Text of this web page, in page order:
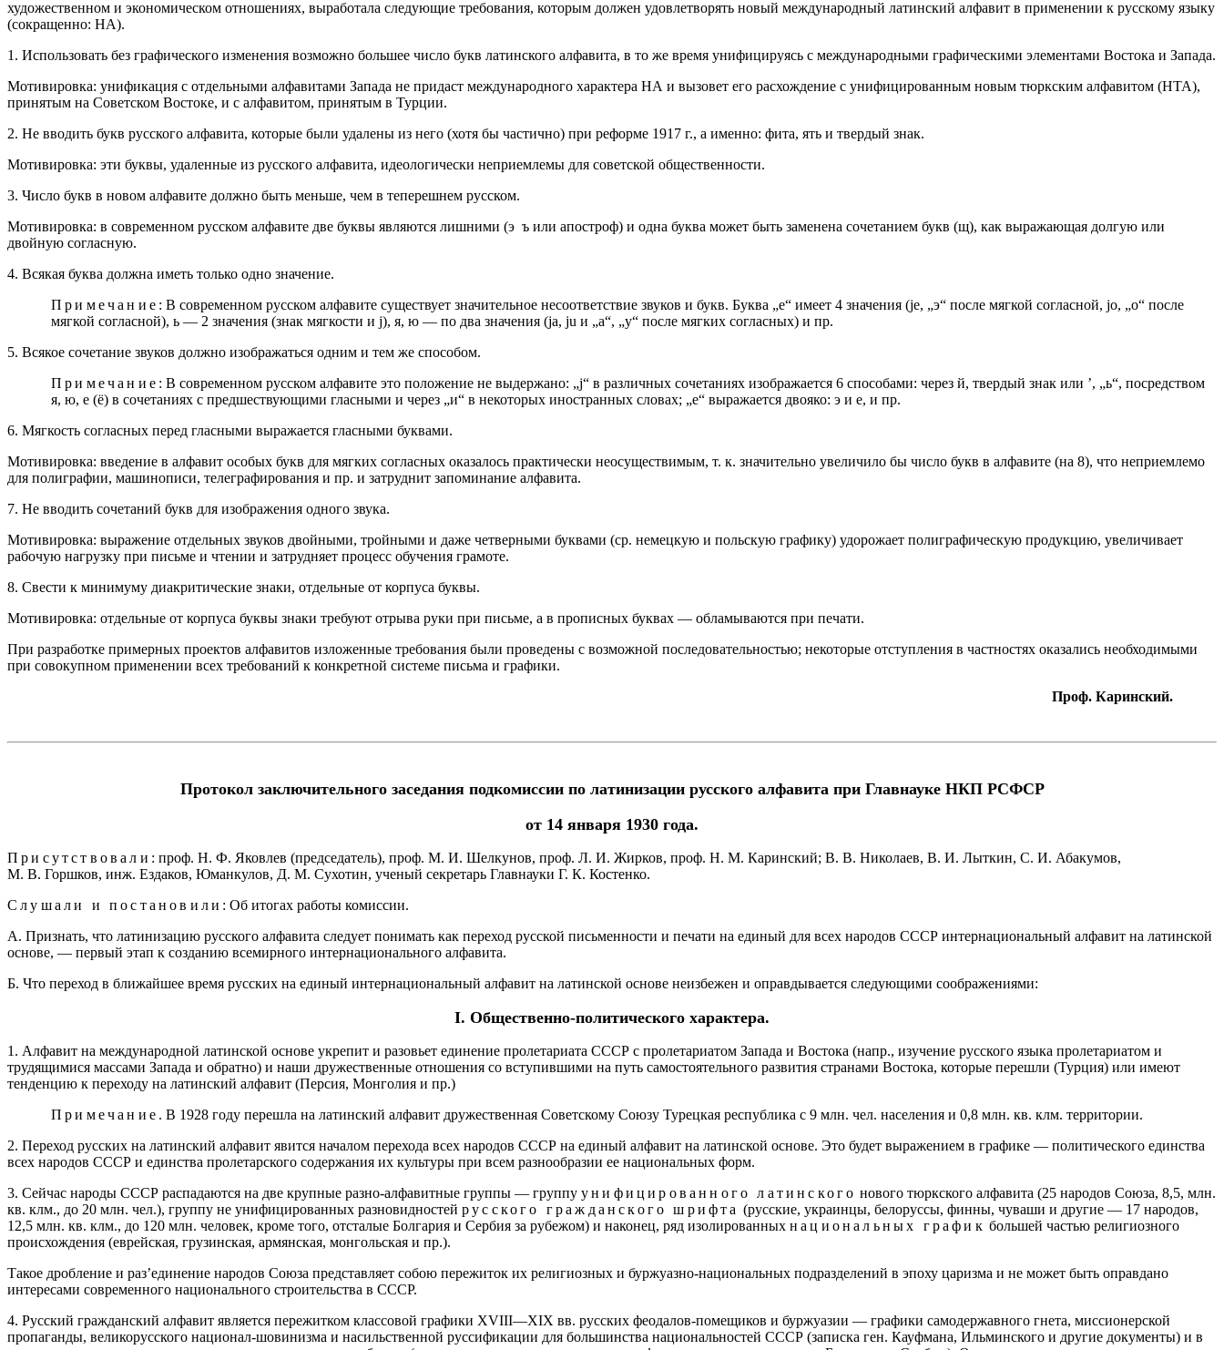
художественном и экономическом отношениях, выработала следующие требования, которым должен удовлетворять новый международный латинский алфавит в применении к русскому языку
(сокращенно: НА).
1. Использовать без графического изменения возможно большее число букв латинского алфавита, в то же время унифицируясь с международными графическими элементами Востока и Запада.
Мотивировка: унификация с отдельными алфавитами Запада не придаст международного характера НА и вызовет его расхождение с унифицированным новым тюркским алфавитом (НТА),
принятым на Советском Востоке, и с алфавитом, принятым в Турции.
2. Не вводить букв русского алфавита, которые были удалены из него (хотя бы частично) при реформе 1917 г., а именно: фита, ять и твердый знак.
Мотивировка: эти буквы, удаленные из русского алфавита, идеологически неприемлемы для советской общественности.
3. Число букв в новом алфавите должно быть меньше, чем в теперешнем русском.
Мотивировка: в современном русском алфавите две буквы являются лишними (э ъ или апостроф) и одна буква может быть заменена сочетанием букв (щ), как выражающая долгую или
двойную согласную.
4. Всякая буква должна иметь только одно значение.
Примечание : В современном русском алфавите существует значительное несоответствие звуков и букв. Буква „е“ имеет 4 значения (jе, „э“ после мягкой согласной, jo, „о“ после
мягкой согласной), ь — 2 значения (знак мягкости и j), я, ю — по два значения (ja, ju и „а“, „у“ после мягких согласных) и пр.
5. Всякое сочетание звуков должно изображаться одним и тем же способом.
Примечание : В современном русском алфавите это положение не выдержано: „j“ в различных сочетаниях изображается 6 способами: через й, твердый знак или ’, „ь“, посредством
я, ю, е (ё) в сочетаниях с предшествующими гласными и через „и“ в некоторых иностранных словах; „е“ выражается двояко: э и е, и пр.
6. Мягкость согласных перед гласными выражается гласными буквами.
Мотивировка: введение в алфавит особых букв для мягких согласных оказалось практически неосуществимым, т. к. значительно увеличило бы число букв в алфавите (на 8), что неприемлемо
для полиграфии, машинописи, телеграфирования и пр. и затруднит запоминание алфавита.
7. Не вводить сочетаний букв для изображения одного звука.
Мотивировка: выражение отдельных звуков двойными, тройными и даже четверными буквами (ср. немецкую и польскую графику) удорожает полиграфическую продукцию, увеличивает
рабочую нагрузку при письме и чтении и затрудняет процесс обучения грамоте.
8. Свести к минимуму диакритические знаки, отдельные от корпуса буквы.
Мотивировка: отдельные от корпуса буквы знаки требуют отрыва руки при письме, а в прописных буквах — обламываются при печати.
При разработке примерных проектов алфавитов изложенные требования были проведены с возможной последовательностью; некоторые отступления в частностях оказались необходимыми
при совокупном применении всех требований к конкретной системе письма и графики.
Проф. Каринский.
Протокол заключительного заседания подкомиссии по латинизации русского алфавита при Главнауке НКП РСФСР
от 14 января 1930 года.
Присутствовали : проф. Н. Ф. Яковлев (председатель), проф. М. И. Шелкунов, проф. Л. И. Жирков, проф. Н. М. Каринский; В. В. Николаев, В. И. Лыткин, С. И. Абакумов,
М. В. Горшков, инж. Ездаков, Юманкулов, Д. М. Сухотин, ученый секретарь Главнауки Г. К. Костенко.
Слушали и постановили : Об итогах работы комиссии.
А. Признать, что латинизацию русского алфавита следует понимать как переход русской письменности и печати на единый для всех народов СССР интернациональный алфавит на латинской
основе, — первый этап к созданию всемирного интернационального алфавита.
Б. Что переход в ближайшее время русских на единый интернациональный алфавит на латинской основе неизбежен и оправдывается следующими соображениями:
I. Общественно-политического характера.
1. Алфавит на международной латинской основе укрепит и разовьет единение пролетариата СССР с пролетариатом Запада и Востока (напр., изучение русского языка пролетариатом и
трудящимися массами Запада и обратно) и наши дружественные отношения со вступившими на путь самостоятельного развития странами Востока, которые перешли (Турция) или имеют
тенденцию к переходу на латинский алфавит (Персия, Монголия и пр.)
Примечание . В 1928 году перешла на латинский алфавит дружественная Советскому Союзу Турецкая республика с 9 млн. чел. населения и 0,8 млн. кв. клм. территории.
2. Переход русских на латинский алфавит явится началом перехода всех народов СССР на единый алфавит на латинской основе. Это будет выражением в графике — политического единства
всех народов СССР и единства пролетарского содержания их культуры при всем разнообразии ее национальных форм.
3. Сейчас народы СССР распадаются на две крупные разно-алфавитные группы — группу унифицированного латинского нового тюркского алфавита (25 народов Союза, 8,5, млн.
кв. клм., до 20 млн. чел.), группу не унифицированных разновидностей русского гражданского шрифта (русские, украинцы, белоруссы, финны, чуваши и другие — 17 народов,
12,5 млн. кв. клм., до 120 млн. человек, кроме того, отсталые Болгария и Сербия за рубежом) и наконец, ряд изолированных национальных график большей частью религиозного
происхождения (еврейская, грузинская, армянская, монгольская и пр.).
Такое дробление и раз’единение народов Союза представляет собою пережиток их религиозных и буржуазно-национальных подразделений в эпоху царизма и не может быть оправдано
интересами современного национального строительства в СССР.
4. Русский гражданский алфавит является пережитком классовой графики XVIII—XIX вв. русских феодалов-помещиков и буржуазии — графики самодержавного гнета, миссионерской
пропаганды, великорусского национал-шовинизма и насильственной руссификации для большинства национальностей СССР (записка ген. Кауфмана, Ильминского и другие документы) и в